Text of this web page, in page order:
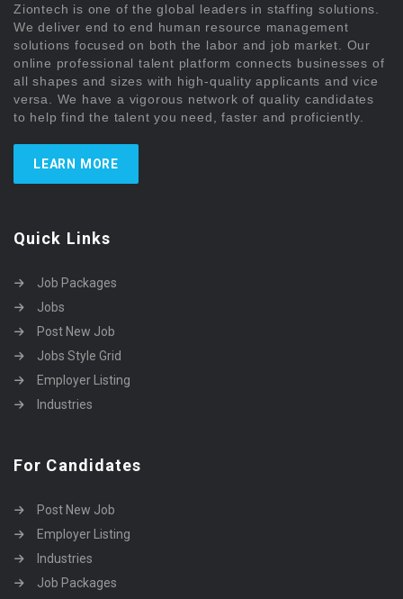
Ziontech is one of the global leaders in staffing solutions.
We deliver end to end human resource management
solutions focused on both the labor and job market. Our
online professional talent platform connects businesses of
all shapes and sizes with high-quality applicants and vice
versa. We have a vigorous network of quality candidates
to help find the talent you need, faster and proficiently.
LEARN MORE
Quick Links
Job Packages
Jobs
Post New Job
Jobs Style Grid
Employer Listing
Industries
For Candidates
Post New Job
Employer Listing
Industries
Job Packages